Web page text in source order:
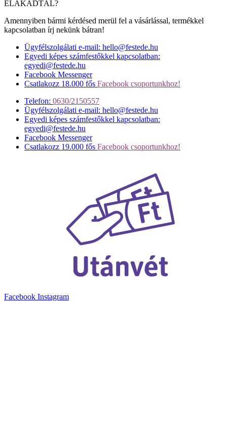
ELAKADTÁL?
Amennyiben bármi kérdésed merül fel a vásárlással, termékkel
kapcsolatban írj nekünk bátran!
Ügyfélszolgálati e-mail: hello@festede.hu
Egyedi képes számfestőkkel kapcsolatban:
egyedi@festede.hu
Facebook Messenger
Csatlakozz 18.000 fős Facebook csoportunkhoz!
Telefon: 0630/2150557
Ügyfélszolgálati e-mail: hello@festede.hu
Egyedi képes számfestőkkel kapcsolatban:
egyedi@festede.hu
Facebook Messenger
Csatlakozz 19.000 fős Facebook csoportunkhoz!
Facebook Instagram